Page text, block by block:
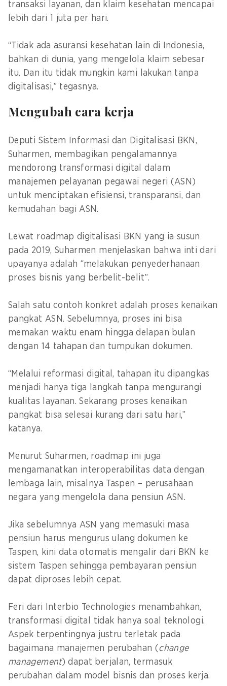
transaksi layanan, dan klaim kesehatan mencapai
lebih dari 1 juta per hari.
“Tidak ada asuransi kesehatan lain di Indonesia,
bahkan di dunia, yang mengelola klaim sebesar
itu. Dan itu tidak mungkin kami lakukan tanpa
digitalisasi,” tegasnya.
Mengubah cara kerja
Deputi Sistem Informasi dan Digitalisasi BKN,
Suharmen, membagikan pengalamannya
mendorong transformasi digital dalam
manajemen pelayanan pegawai negeri (ASN)
untuk menciptakan efisiensi, transparansi, dan
kemudahan bagi ASN.
Lewat roadmap digitalisasi BKN yang ia susun
pada 2019, Suharmen menjelaskan bahwa inti dari
upayanya adalah “melakukan penyederhanaan
proses bisnis yang berbelit-belit”.
Salah satu contoh konkret adalah proses kenaikan
pangkat ASN. Sebelumnya, proses ini bisa
memakan waktu enam hingga delapan bulan
dengan 14 tahapan dan tumpukan dokumen.
“Melalui reformasi digital, tahapan itu dipangkas
menjadi hanya tiga langkah tanpa mengurangi
kualitas layanan. Sekarang proses kenaikan
pangkat bisa selesai kurang dari satu hari,”
katanya.
Menurut Suharmen, roadmap ini juga
mengamanatkan interoperabilitas data dengan
lembaga lain, misalnya Taspen – perusahaan
negara yang mengelola dana pensiun ASN.
Jika sebelumnya ASN yang memasuki masa
pensiun harus mengurus ulang dokumen ke
Taspen, kini data otomatis mengalir dari BKN ke
sistem Taspen sehingga pembayaran pensiun
dapat diproses lebih cepat.
Feri dari Interbio Technologies menambahkan,
transformasi digital tidak hanya soal teknologi.
Aspek terpentingnya justru terletak pada
bagaimana manajemen perubahan (change
management) dapat berjalan, termasuk
perubahan dalam model bisnis dan proses kerja.